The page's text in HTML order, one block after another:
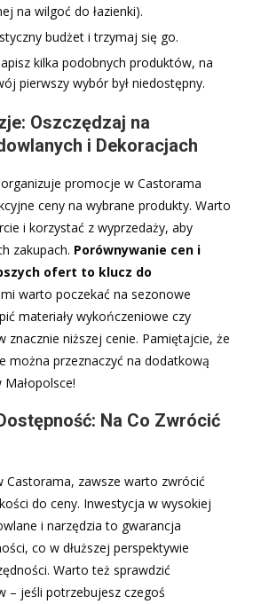
na wilgoć do łazienki).
budżet i trzymaj się go.
kilka podobnych produktów, na
pierwszy wybór był niedostępny.
Oszczędzaj na
i Dekoracjach
promocje w Castorama
ceny na wybrane produkty. Warto
i korzystać z wyprzedaży, aby
zakupach. Porównywanie cen i
ofert to klucz do
warto poczekać na sezonowe
materiały wykończeniowe czy
znacznie niższej cenie. Pamiętajcie, że
można przeznaczyć na dodatkową
Na Co Zwrócić
Castorama, zawsze warto zwrócić
do ceny. Inwestycja w wysokiej
i narzędzia to gwarancja
co w dłuższej perspektywie
Warto też sprawdzić
– jeśli potrzebujesz czegoś